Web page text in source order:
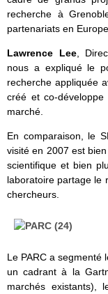
recherche à
partenariats en Europe.
Lawrence Lee,
nous a expliqué le
recherche appliquée
créé et co-
marché.
En comparaison, le
visité en 2007 est
scientifique et bien
laboratoire partage le
chercheurs.
Le PARC a segmenté
un cadrant à la
marchés existants),